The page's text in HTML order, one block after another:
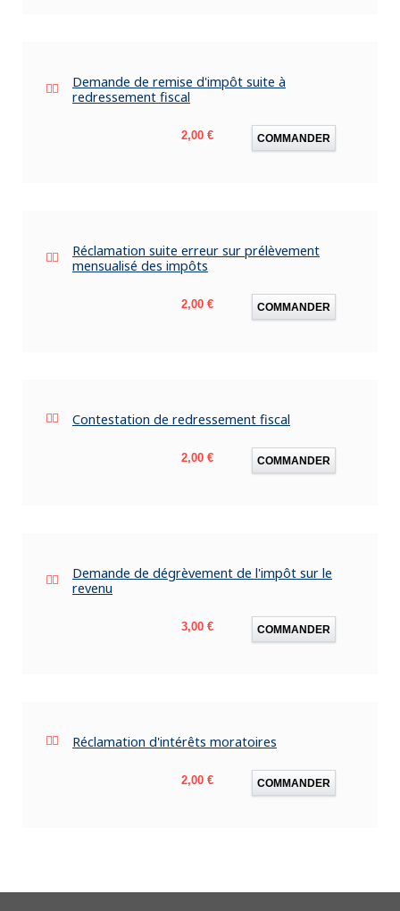
Demande de remise d'impôt suite à
redressement fiscal
Prix
2,00 € COMMANDER
Réclamation suite erreur sur prélèvement
mensualisé des impôts
Prix
2,00 € COMMANDER
Contestation de redressement fiscal
Prix
2,00 € COMMANDER
Demande de dégrèvement de l'impôt sur le
revenu
Prix
3,00 € COMMANDER
Réclamation d'intérêts moratoires
Prix
2,00 € COMMANDER